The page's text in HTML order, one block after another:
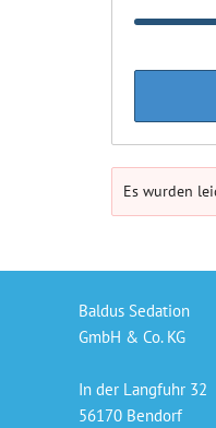
Es wurden
Baldus Sedation
GmbH & Co. KG
In der Langfuhr 32
56170 Bendorf